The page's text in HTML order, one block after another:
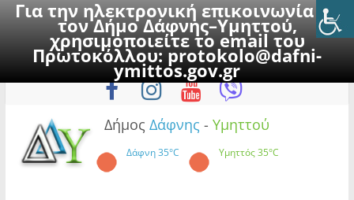
Για την ηλεκτρονική επικοινωνία με
τον Δήμο Δάφνης–Υμηττού,
χρησιμοποιείτε το email του
Πρωτοκόλλου:protokolo@dafni-
ymittos.gov.gr
to
Σάββατο, 8 Αυγούστου 2026
Δήμος Δάφνης - Υμηττού
Δάφνη35°C Υμηττός35°C